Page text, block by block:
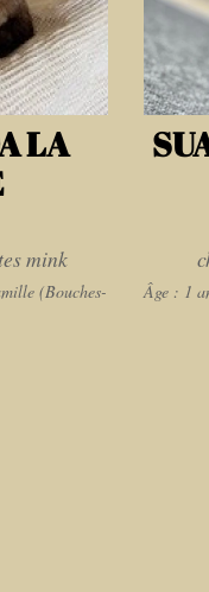
LA
mink
(Bouches-
Âge : 1